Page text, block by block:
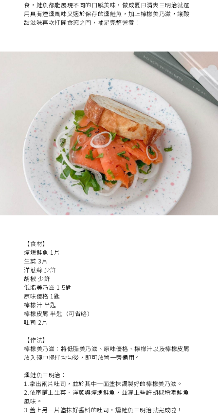
食，鮭魚都能展現不同的口感美味，做成夏日清爽三明治就選
用具有煙燻風味又適於保存的燻鮭魚，加上檸檬美乃滋，讓酸
甜滋味再次打開食慾之門，補足完整營養！
【食材】
煙燻鮭魚 1片
生菜 3片
洋蔥絲 少許
胡椒 少許
低脂美乃滋 1.5匙
原味優格 1匙
檸檬汁 半匙
檸檬皮屑 半匙（可省略）
吐司 2片
【作法】
檸檬美乃滋：將低脂美乃滋、原味優格、檸檬汁以及檸檬皮屑
放入碗中攪拌均勻後，即可放置一旁備用。
燻鮭魚三明治：
1.拿出兩片吐司，並於其中一面塗抹調製好的檸檬美乃滋。
2.依序鋪上生菜、洋蔥與煙燻鮭魚，並灑上些許胡椒增添鮭魚
風味。
3.蓋上另一片塗抹好醬料的吐司，燻鮭魚三明治就完成啦！